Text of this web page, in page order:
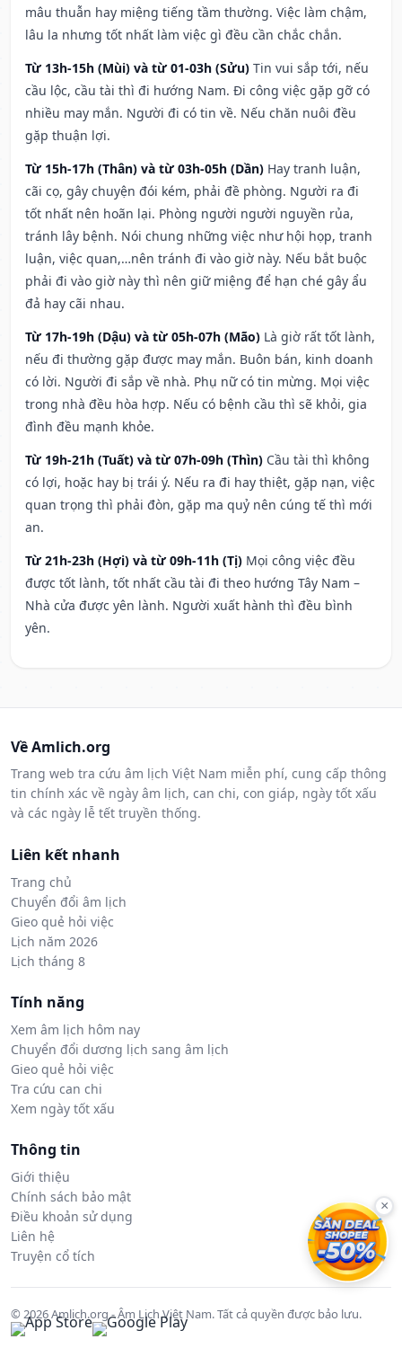
mâu thuẫn hay miệng tiếng tầm thường. Việc làm chậm,
lâu la nhưng tốt nhất làm việc gì đều cần chắc chắn.
Từ 13h-15h (Mùi) và từ 01-03h (Sửu) Tin vui sắp tới, nếu
cầu lộc, cầu tài thì đi hướng Nam. Đi công việc gặp gỡ có
nhiều may mắn. Người đi có tin về. Nếu chăn nuôi đều
gặp thuận lợi.
Từ 15h-17h (Thân) và từ 03h-05h (Dần) Hay tranh luận,
cãi cọ, gây chuyện đói kém, phải đề phòng. Người ra đi
tốt nhất nên hoãn lại. Phòng người người nguyền rủa,
tránh lây bệnh. Nói chung những việc như hội họp, tranh
luận, việc quan,…nên tránh đi vào giờ này. Nếu bắt buộc
phải đi vào giờ này thì nên giữ miệng để hạn ché gây ẩu
đả hay cãi nhau.
Từ 17h-19h (Dậu) và từ 05h-07h (Mão) Là giờ rất tốt lành,
nếu đi thường gặp được may mắn. Buôn bán, kinh doanh
có lời. Người đi sắp về nhà. Phụ nữ có tin mừng. Mọi việc
trong nhà đều hòa hợp. Nếu có bệnh cầu thì sẽ khỏi, gia
đình đều mạnh khỏe.
Từ 19h-21h (Tuất) và từ 07h-09h (Thìn) Cầu tài thì không
có lợi, hoặc hay bị trái ý. Nếu ra đi hay thiệt, gặp nạn, việc
quan trọng thì phải đòn, gặp ma quỷ nên cúng tế thì mới
an.
Từ 21h-23h (Hợi) và từ 09h-11h (Tị) Mọi công việc đều
được tốt lành, tốt nhất cầu tài đi theo hướng Tây Nam –
Nhà cửa được yên lành. Người xuất hành thì đều bình
yên.
Về Amlich.org
Trang web tra cứu âm lịch Việt Nam miễn phí, cung cấp thông
tin chính xác về ngày âm lịch, can chi, con giáp, ngày tốt xấu
và các ngày lễ tết truyền thống.
Liên kết nhanh
Trang chủ
Chuyển đổi âm lịch
Gieo quẻ hỏi việc
Lịch năm 2026
Lịch tháng 8
Tính năng
Xem âm lịch hôm nay
Chuyển đổi dương lịch sang âm lịch
Gieo quẻ hỏi việc
Tra cứu can chi
Xem ngày tốt xấu
Thông tin
Giới thiệu
Chính sách bảo mật
Điều khoản sử dụng
Liên hệ
Truyện cổ tích
© 2026 Amlich.org - Âm Lịch Việt Nam. Tất cả quyền được bảo lưu.
×